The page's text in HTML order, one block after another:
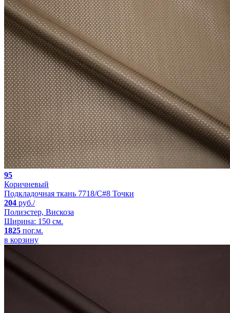
95
Коричневый
Подкладочная ткань 7718/C#8 Точки
204 руб./
Полиэстер, Вискоза
Ширина: 150 см.
1825 пог.м.
в корзину